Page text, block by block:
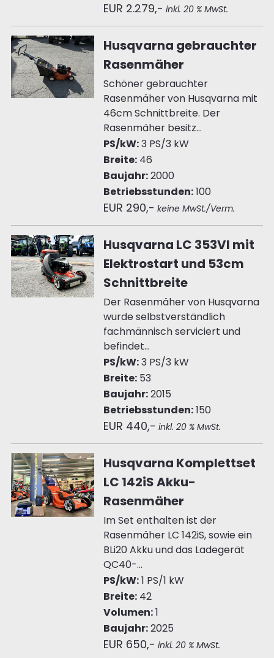
EUR 2.279,- inkl. 20 % MwSt.
Husqvarna gebrauchter
Rasenmäher
Schöner gebrauchter
Rasenmäher von Husqvarna mit
46cm Schnittbreite. Der
Rasenmäher besitz...
PS/kW:3 PS/3 kW
Breite:46
Baujahr:2000
Betriebsstunden:100
EUR 290,- keine MwSt./Verm.
Husqvarna LC 353VI mit
Elektrostart und 53cm
Schnittbreite
Der Rasenmäher von Husqvarna
wurde selbstverständlich
fachmännisch serviciert und
befindet...
PS/kW:3 PS/3 kW
Breite:53
Baujahr:2015
Betriebsstunden:150
EUR 440,- inkl. 20 % MwSt.
Husqvarna Komplettset
LC 142iS Akku-
Rasenmäher
Im Set enthalten ist der
Rasenmäher LC 142iS, sowie ein
BLi20 Akku und das Ladegerät
QC40-...
PS/kW:1 PS/1 kW
Breite:42
Volumen:1
Baujahr:2025
EUR 650,- inkl. 20 % MwSt.